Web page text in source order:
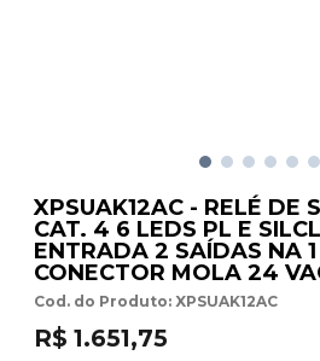
XPSUAK12AC - RELÉ DE
CAT. 4 6 LEDS PL E
ENTRADA 2 SAÍDAS NA
CONECTOR MOLA 24
Cod. do Produto: XPSUAK12AC
R$ 1.651,75